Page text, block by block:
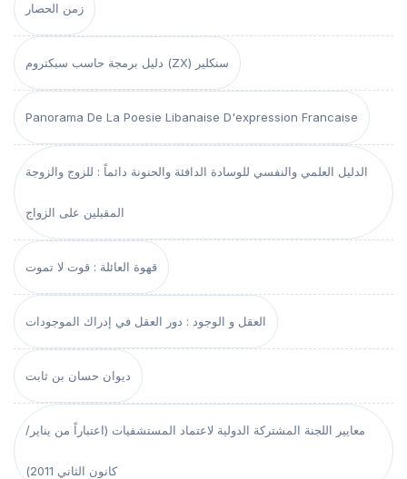
زمن الحصار
دليل برمجة حاسب سبكتروم (ZX) سنكلير
Panorama De La Poesie Libanaise D'expression Francaise
الدليل العلمي والنفسي للوسادة الدافئة والحنونة دائماً : للزوج والزوجة
المقبلين على الزواج
قهوة العائلة : قوت لا تموت
العقل و الوجود : دور العقل في إدراك الموجودات
ديوان حسان بن ثابت
معايير اللجنة المشتركة الدولية لاعتماد المستشفيات (اعتباراً من يناير/
كانون الثاني 2011)